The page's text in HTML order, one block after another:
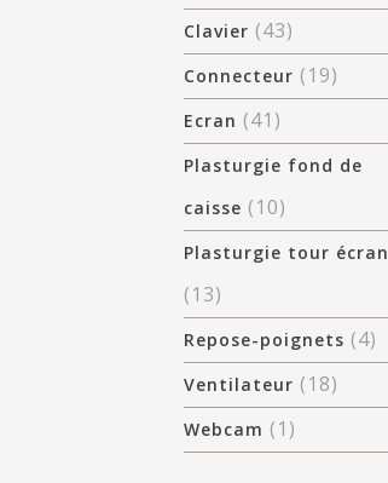
Clavier (43)
Connecteur (19)
Ecran (41)
Plasturgie fond de
caisse (10)
Plasturgie tour écran
(13)
Repose-poignets (4)
Ventilateur (18)
Webcam (1)